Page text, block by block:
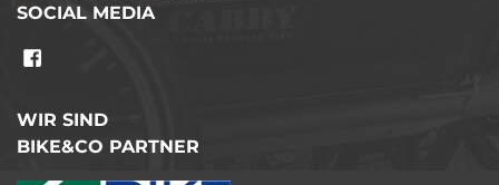
SOCIAL MEDIA
WIR SIND
BIKE&CO PARTNER